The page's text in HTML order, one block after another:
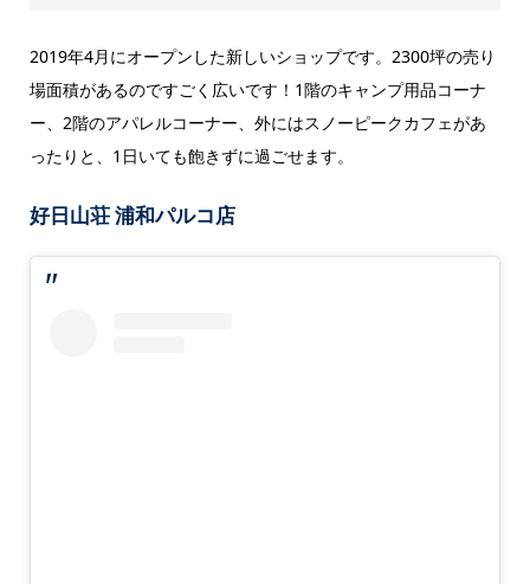
2019年4月にオープンした新しいショップです。2300坪の売り
場面積があるのですごく広いです！1階のキャンプ用品コーナ
ー、2階のアパレルコーナー、外にはスノーピークカフェがあ
ったりと、1日いても飽きずに過ごせます。
好日山荘 浦和パルコ店